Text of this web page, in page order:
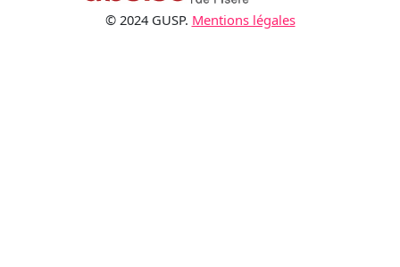
© 2024 GUSP. Mentions légales